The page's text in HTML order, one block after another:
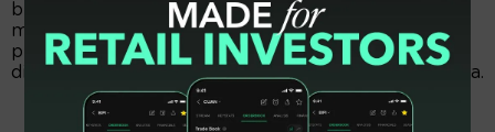
bermesin pembakaran internal tradisional (ICE)
mengalami penurunan yang lebih tajam. Walaupun
penjualan NEV di April terus mengalami penurunan
dibandingkan tahun lalu dan bulan-bulan sebelumnya.